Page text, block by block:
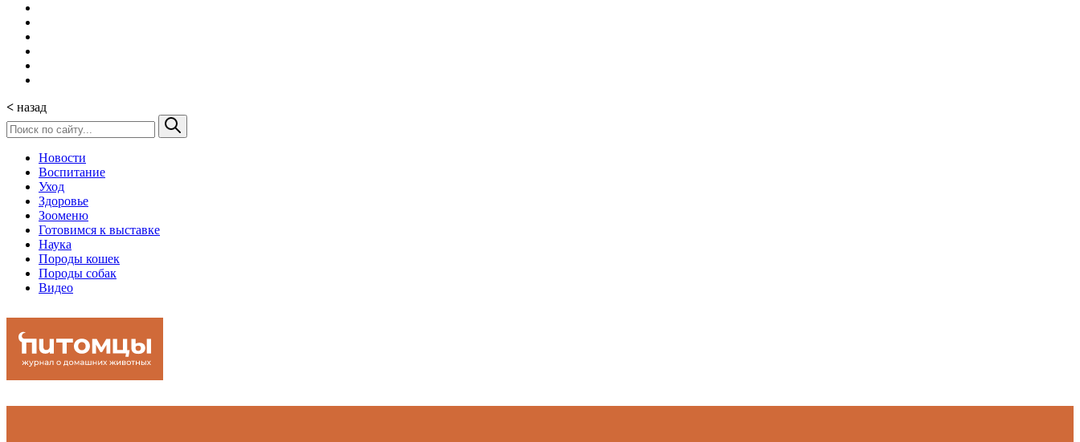
< назад
Новости
Воспитание
Уход
Здоровье
Зооменю
Готовимся к выставке
Наука
Породы кошек
Породы собак
Видео